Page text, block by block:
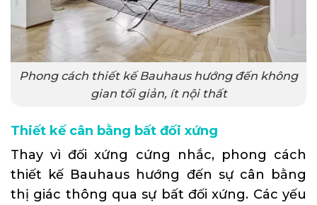
Phong cách thiết kế Bauhaus hướng đến không
gian tối giản, ít nội thất
Thiết kế cân bằng bất đối xứng
Thay vì đối xứng cứng nhắc, phong cách
thiết kế Bauhaus hướng đến sự cân bằng
thị giác thông qua sự bất đối xứng. Các yếu